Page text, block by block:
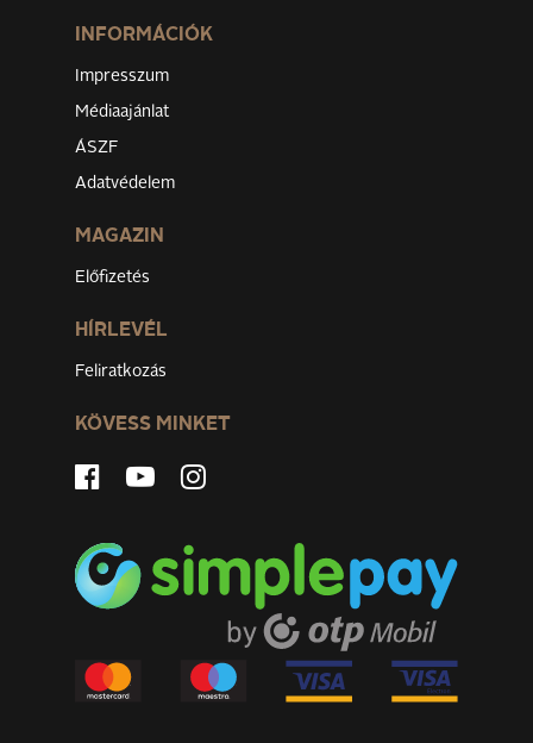
INFORMÁCIÓK
Impresszum
Médiaajánlat
ÁSZF
Adatvédelem
MAGAZIN
Előfizetés
HÍRLEVÉL
Feliratkozás
KÖVESS MINKET